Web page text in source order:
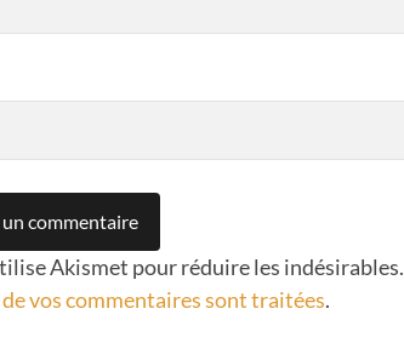
Akismet pour réduire les indésirables.
vos commentaires sont traitées.